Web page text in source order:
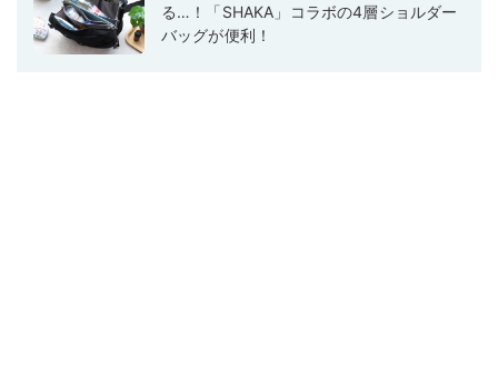
る…！「SHAKA」コラボの4層ショルダー
バッグが便利！